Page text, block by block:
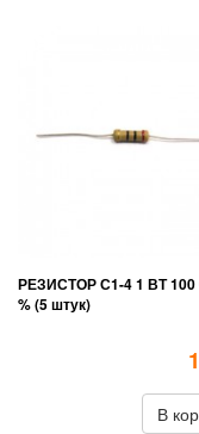
РЕЗИСТОР С1-4 1 ВТ
% (5 штук)
В